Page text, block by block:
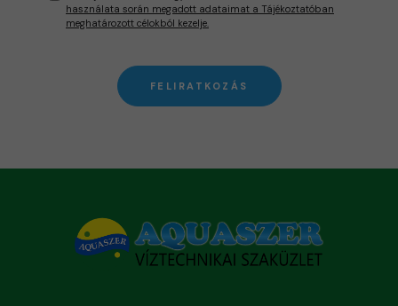
használata során megadott adataimat a Tájékoztatóban
meghatározott célokból kezelje.
FELIRATKOZÁS